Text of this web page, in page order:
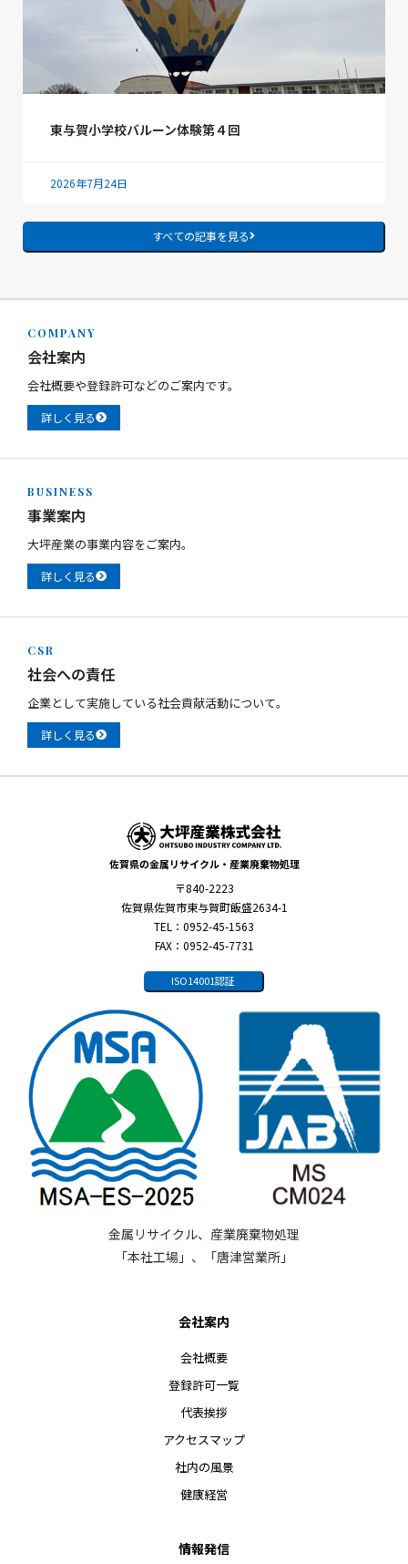
東与賀小学校バルーン体験第４回
2026年7月24日
すべての記事を見る
COMPANY
会社案内
会社概要や登録許可などのご案内です。
詳しく見る
BUSINESS
事業案内
大坪産業の事業内容をご案内。
詳しく見る
CSR
社会への責任
企業として実施している社会貢献活動について。
詳しく見る
佐賀県の金属リサイクル・産業廃棄物処理
〒840-2223
佐賀県佐賀市東与賀町飯盛2634-1
TEL：0952-45-1563
FAX：0952-45-7731
ISO14001認証
金属リサイクル、産業廃棄物処理
「本社工場」、「唐津営業所」
会社案内
会社概要
登録許可一覧
代表挨拶
アクセスマップ
社内の風景
健康経営
情報発信